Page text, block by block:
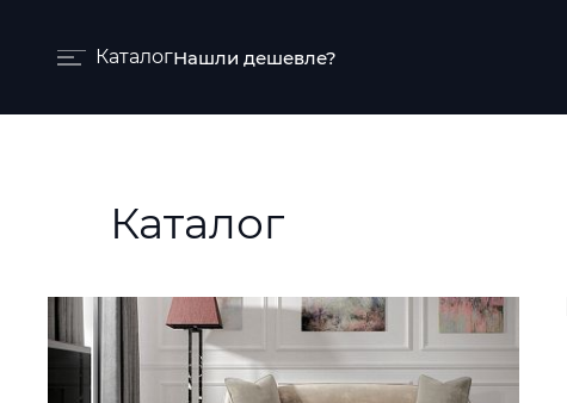
КаталогНашли дешевле?
Ковры
Обои
Пледы
Каталог